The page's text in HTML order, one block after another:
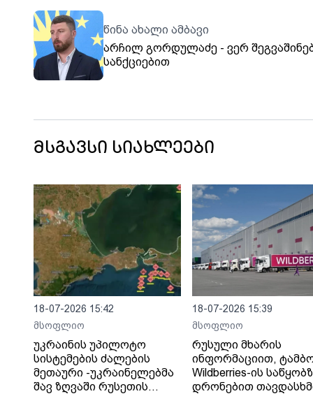
წინა ახალი ამბავი
არჩილ გორდულაძე - ვერ
სანქციებით
მსგავსი სიახლეები
18-07-2026 15:42
მსოფლიო
უკრაინის უპილოტო
სისტემების ძალების
მეთაური -უკრაინელებმა
შავ ზღვაში რუსეთის
18-07-2026 15:39
მსოფლიო
რუსული მხარის
ინფორმაციით,
Wildberries-ის
დრონებით